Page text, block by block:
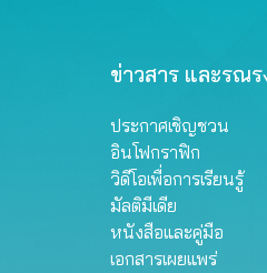
ข่าวสาร และรณร
ประกาศเชิญชวน
อินโฟกราฟิก
วิดีโอเพื่อการเรียนรู้
มัลติมีเดีย
หนังสือและคู่มือ
เอกสารเผยแพร่